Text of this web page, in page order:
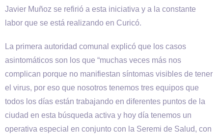
Javier Muñoz se refirió a esta iniciativa y a la constante
labor que se está realizando en Curicó.
La primera autoridad comunal explicó que los casos
asintomáticos son los que “muchas veces más nos
complican porque no manifiestan síntomas visibles de tener
el virus, por eso que nosotros tenemos tres equipos que
todos los días están trabajando en diferentes puntos de la
ciudad en esta búsqueda activa y hoy día tenemos un
operativa especial en conjunto con la Seremi de Salud, con